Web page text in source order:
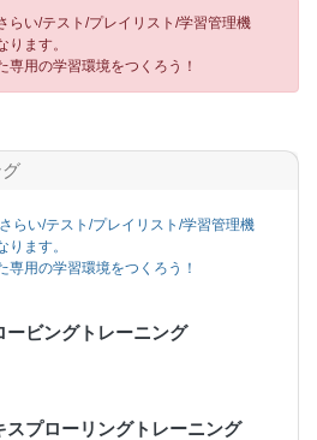
トレーニング-アクリルスティッ
-
らい/テスト/プレイリスト/学習管理機
ます。
用の学習環境をつくろう！
らい/テスト/プレイリスト/学習管理機
ます。
用の学習環境をつくろう！
ービングトレーニング
スプローリングトレーニング